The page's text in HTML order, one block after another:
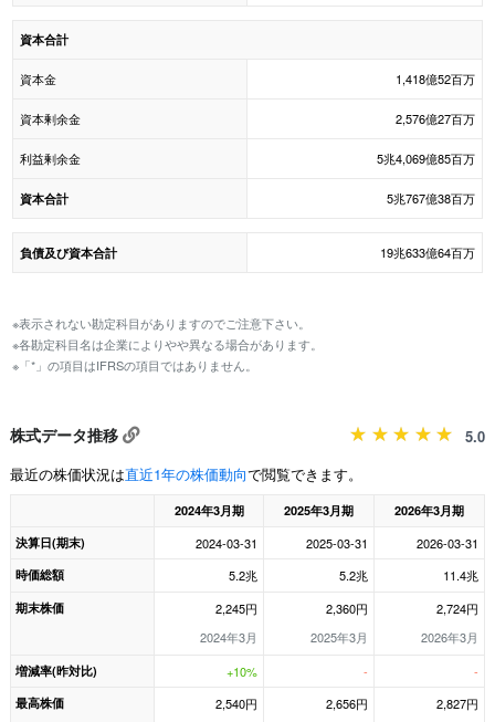
資本合計
資本金 1,418億52百万
資本剰余金 2,576億27百万
利益剰余金 5兆4,069億85百万
資本合計 5兆767億38百万
負債及び資本合計 19兆633億64百万
※表示されない勘定科目がありますのでご注意下さい。
※各勘定科目名は企業によりやや異なる場合があります。
※「*」の項目はIFRSの項目ではありません。
株式データ推移
5.0
最近の株価状況は直近1年の株価動向で閲覧できます。
2024年3月期 2025年3月期
2026年3月期
決算日(期末)
2024-03-31 2025-03-31 2026-03-31
時価総額 5.2兆 5.2兆 11.4兆
期末株価
2,245円
2024年3月
2,360円
2025年3月
2,724円
2026年3月
増減率(昨対比) +10% - -
最高株価 2,540円 2,656円 2,827円